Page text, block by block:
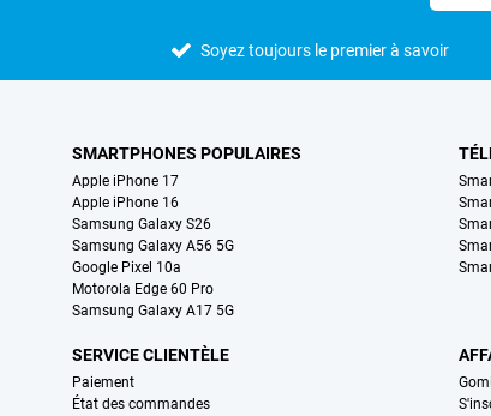
Soyez toujours le premier à savoir
SMARTPHONES POPULAIRES
Apple iPhone 17
Apple iPhone 16
Samsung Galaxy S26
Samsung Galaxy A56 5G
Google Pixel 10a
Motorola Edge 60 Pro
Samsung Galaxy A17 5G
SERVICE CLIENTÈLE
Paiement
État des commandes